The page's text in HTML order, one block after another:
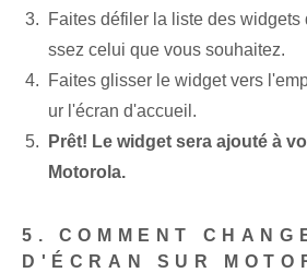
Faites défiler la liste des
ssez celui que vous souhaitez.
Faites glisser le widget vers
ur l'écran d'accueil.
Prêt! Le widget sera ajouté à
Motorola.
5. COMMENT
D'ÉCRAN SUR